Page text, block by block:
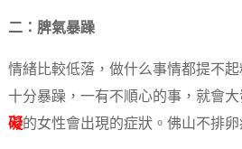
二：脾氣暴躁
情緒比較低落，做什么事情都提不
十分暴躁，一有不順心的事，就會
礙的女性會出現的症狀。佛山不排